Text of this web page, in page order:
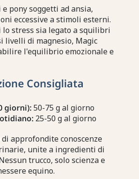
pony soggetti ad ansia,
eccessive a stimoli esterni.
lo stress sia legato a squilibri
livelli di magnesio, Magic
l'equilibrio emozionale e
Consigliata
giorni):50-75 g al giorno
25-50 g al giorno
approfondite conoscenze
unite a ingredienti di
trucco, solo scienza e
equino.